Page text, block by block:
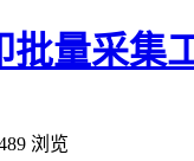
批量采集
浏览